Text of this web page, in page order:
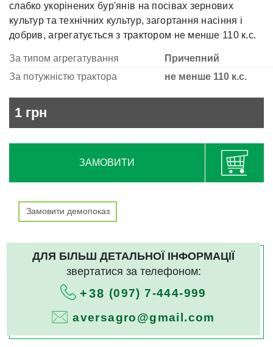
слабко укорінених бур'янів на посівах зернових
культур та технічних культур, загортання насіння і
добрив, агрегатується з трактором не менше 110 к.с.
За типом агрегатування
Причепний
За потужністю трактора
не менше 110 к.с.
1 грн
ЗАМОВИТИ
Замовити демопоказ
ДЛЯ БІЛЬШ ДЕТАЛЬНОЇ ІНФОРМАЦІЇ
звертатися за телефоном:
+38 (097) 7-444-999
aversagro@gmail.com